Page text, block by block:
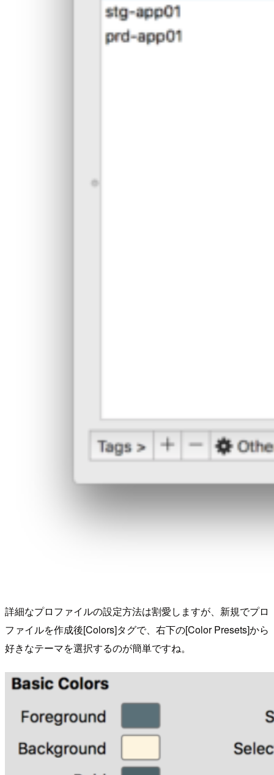
詳細なプロファイルの設定方法は割愛しますが、新規でプロ
ファイルを作成後[Colors]タグで、右下の[Color Presets]から
好きなテーマを選択するのが簡単ですね。